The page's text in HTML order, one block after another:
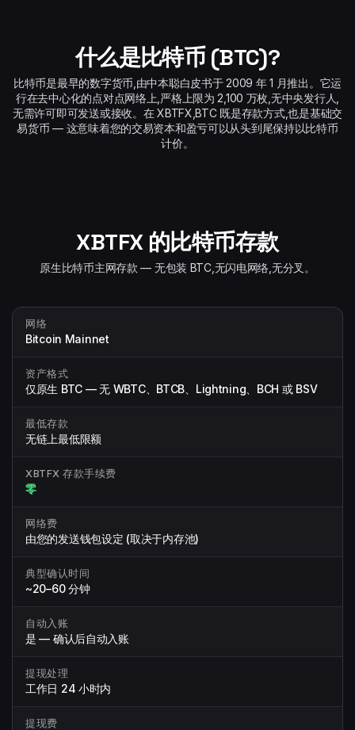
什么是比特币 (BTC)?
比特币是最早的数字货币,由中本聪白皮书于 2009 年 1 月推出。它运
行在去中心化的点对点网络上,严格上限为 2,100 万枚,无中央发行人,
无需许可即可发送或接收。在 XBTFX,BTC 既是存款方式,也是基础交
易货币 — 这意味着您的交易资本和盈亏可以从头到尾保持以比特币
计价。
XBTFX 的比特币存款
原生比特币主网存款 — 无包装 BTC,无闪电网络,无分叉。
网络
Bitcoin Mainnet
资产格式
仅原生 BTC — 无 WBTC、BTCB、Lightning、BCH 或 BSV
最低存款
无链上最低限额
XBTFX 存款手续费
零
网络费
由您的发送钱包设定 (取决于内存池)
典型确认时间
~20–60 分钟
自动入账
是 — 确认后自动入账
提现处理
工作日 24 小时内
提现费